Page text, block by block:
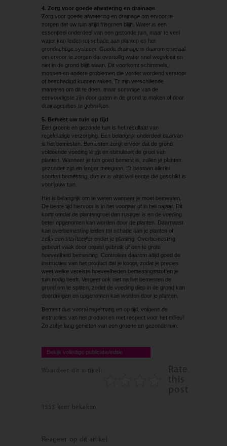
4. Zorg voor goede afwatering en drainage
Zorg voor goede afwatering en drainage om ervoor te
zorgen dat uw tuin altijd frisgroen blijft. Water is een
essentieel onderdeel van een gezonde tuin, maar te veel
water kan leiden tot schade aan planten en het
grondachtige systeem. Goede drainage is daarom cruciaal
om ervoor te zorgen dat overtollig water snel wegvloeit en
niet in de grond blijft staan. Dit voorkomt schimmels,
mossen en andere problemen die verder wordend verstopt
of beschadigd kunnen raken. Er zijn verschillende
manieren om dit te doen, maar sommige van de
eenvoudigste zijn door gaten in de grond te maken of door
drainagetubes te gebruiken.
5. Bemest uw tuin op tijd
Een groene en gezonde tuin is het resultaat van
regelmatige verzorging. Een belangrijk onderdeel daarvan
is het bemesten. Bemesten zorgt ervoor dat de grond
voldoende voeding krijgt en stimuleert de groei van
planten. Wanneer je tuin goed bemest is, zullen je planten
gezonder zijn en langer meegaan. Er bestaan allerlei
soorten bemesting, dus er is altijd wel eentje die geschikt is
voor jouw tuin.
Het is belangrijk om te weten wanneer je moet bemesten.
De beste tijd hiervoor is in het voorjaar of in het najaar. Dit
komt omdat de plantengroei dan rustiger is en de voeding
beter opgenomen kan worden door de planten. Daarnaast
kan overbemesting leiden tot schade aan je planten of
zelfs een sterftecijfer onder je planting. Overbemesting
gebeurt vaak door onjuist gebruik of een te grote
hoeveelheid bemesting. Controleer daarom altijd goed de
instructies van het product dat je koopt, zodat je precies
weet welke vereiste hoeveelheden bemestingsstoffen je
tuin nodig heeft. Vergeet ook niet na het bemesten de
grond om te spitten, zodat de voeding diep in de grond kan
doordringen en opgenomen kan worden door je planten.
Bemest dus vooral regelmatig en op tijd, volgens de
instructies van het product en met respect voor het milieu!
Zo zul je lang genieten van een groene en gezonde tuin.
Bekijk volledige publicatie/editie
Waardeer dit artikel:
Rate
this
post
1553 keer bekeken
Reageer op dit artikel